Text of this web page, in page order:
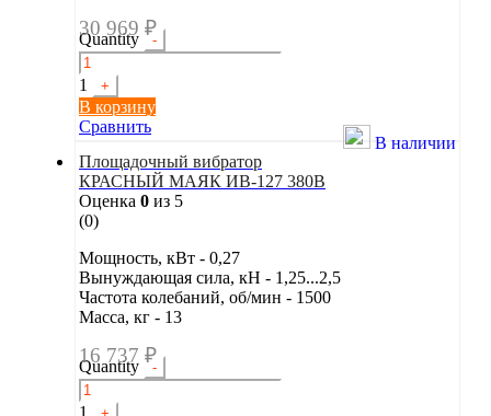
30 969 ₽
Quantity -
1 +
В корзину
Сравнить
В наличии
Площадочный вибратор
КРАСНЫЙ МАЯК ИВ-127 380В
Оценка 0 из 5
(0)
Мощность, кВт - 0,27
Вынуждающая сила, кН - 1,25...2,5
Частота колебаний, об/мин - 1500
Масса, кг - 13
16 737 ₽
Quantity -
1